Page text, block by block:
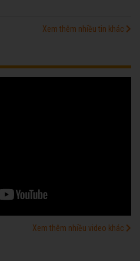
Xem thêm nhiều tin khác
Xem thêm nhiều video khác